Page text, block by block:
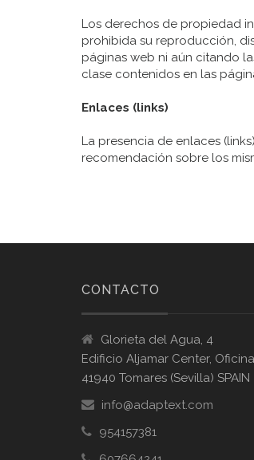
Los derechos de propiedad
prohibida su reproducción,
páginas web ni aún citando
clase contenidos en las
Enlaces (links)
La presencia de enlaces
recomendación sobre los
CONTACTO
Glorieta del Agua, 4
Edificio Aljamar Center,
41940 Tomares (Sevilla) SPAIN
info@adaptext.com
954157381